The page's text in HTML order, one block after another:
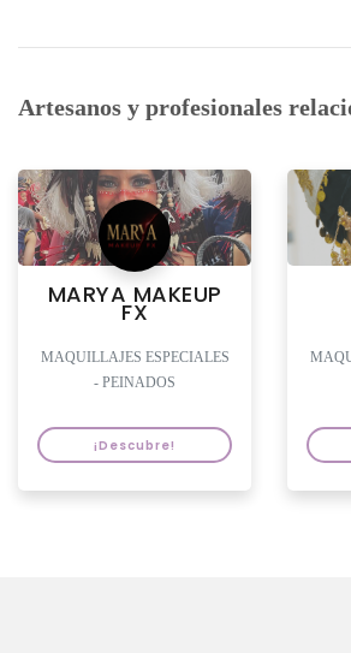
Artesanos y profesionales
MARYA MAKEUP
FX
MAQUILLAJES ESPECIALES
- PEINADOS
¡Descubre!